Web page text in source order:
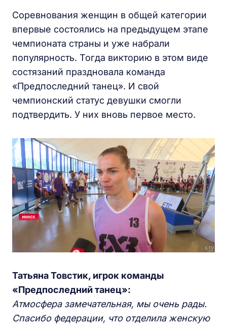
Соревнования женщин в общей категории
впервые состоялись на предыдущем этапе
чемпионата страны и уже набрали
популярность. Тогда викторию в этом виде
состязаний праздновала команда
«Предпоследний танец». И свой
чемпионский статус девушки смогли
подтвердить. У них вновь первое место.
Татьяна Товстик, игрок команды
«Предпоследний танец»:
Атмосфера замечательная, мы очень рады.
Спасибо федерации, что отделила женскую